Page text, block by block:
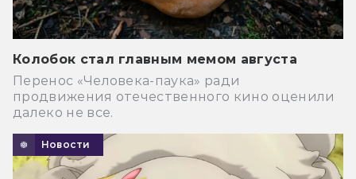
Колобок стал главным мемом августа
Перенос «Человека-паука» ради
продвижения отечественного кино оценили
далеко не все.
Новости